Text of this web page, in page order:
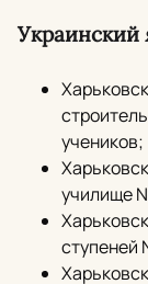
Украинский
учеников;
училище
ступеней